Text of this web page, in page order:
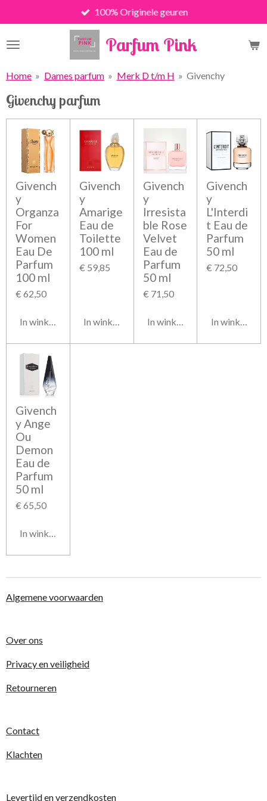
direct
naar
Parfum Pink
100% Originele geuren
Home » Dames parfum » Merk D t/m H » Givenchy
Givenchy parfum
Givench
y
Organza
For
Women
Eau De
Parfum
100 ml
€ 62,50
In winkelwagen
Givench
y
Amarige
Eau de
Toilette
100 ml
€ 59,85
In winkelwagen
Givench
y
Irresista
ble Rose
Velvet
Eau de
Parfum
50 ml
€ 71,50
In winkelwagen
Givench
y
L'Interdi
t Eau de
Parfum
50 ml
€ 72,50
In
Givench
y Ange
Ou
Demon
Eau de
Parfum
50 ml
€ 65,50
In winkelwagen
Algemene voorwaarden
Over ons
Privacy en veiligheid
Retourneren
Contact
Klachten
Levertijd en verzendkosten